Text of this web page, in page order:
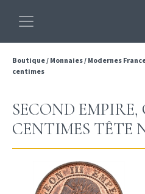
Boutique/ Monnaies/ Modernes
centimes
SECOND
CENTIMES TÊTE